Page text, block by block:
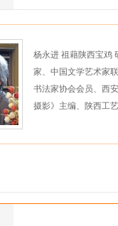
杨永进 祖藉陕西宝鸡
家、中国文学艺术家
书法家协会会员、西
摄影》主编、陕西工